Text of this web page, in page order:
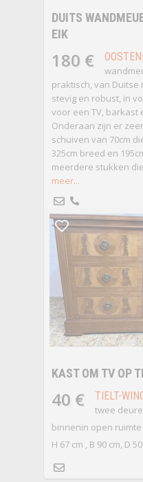
DUITS
EIK
180 €
praktisch, van Duitse
stevig en robust, in
voor een TV, barkast
Onderaan zijn er
schuiven van 70cm
325cm breed en
meerdere stukken
meer...
KAST OM TV OP
40 € TIELT-
twee
binnenin open ruimte
H 67 cm , B 90 cm, D